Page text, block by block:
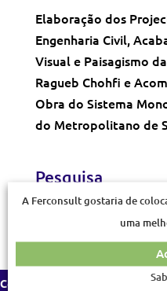
Elaboração dos
Engenharia Civil,
Visual e Paisagismo
Ragueb Chohfi e
Obra do Sistema
do Metropolitano de
Pesquisa
Contactos
A Ferconsult gostaria de
uma